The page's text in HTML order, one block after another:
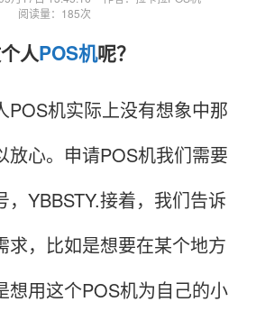
阅读量：185次
人POS机呢？
机实际上没有想象中那
放心。申请POS机我们需要
，YBBSTY.接着，我们告诉
求，比如是想要在某个地方
想用这个POS机为自己的小